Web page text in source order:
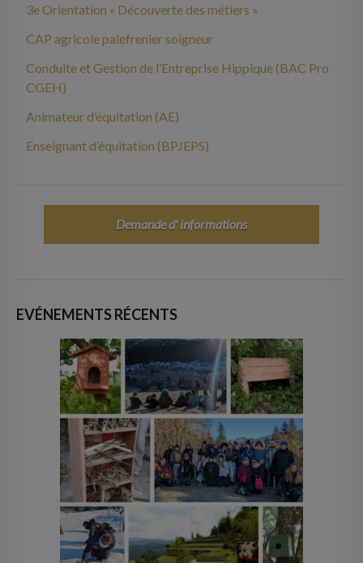
3e Orientation « Découverte des métiers »
CAP agricole palefrenier soigneur
Conduite et Gestion de l’Entreprise Hippique (BAC Pro
CGEH)
Animateur d’équitation (AE)
Enseignant d’équitation (BPJEPS)
Demande d' informations
EVÉNEMENTS RÉCENTS